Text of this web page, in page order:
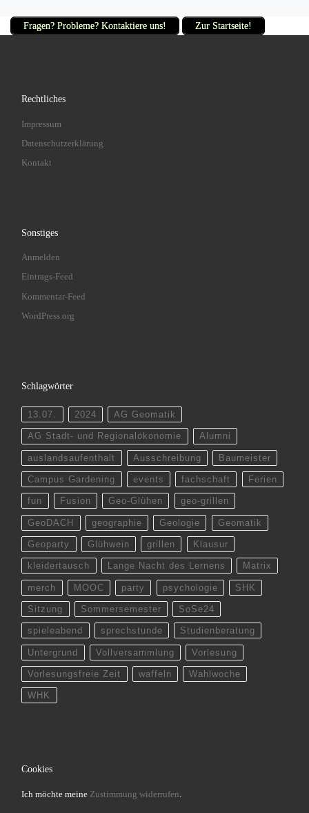
Fragen? Probleme? Kontaktiere uns! Zur Startseite!
Rechtliches
Impressum
Datenschutzerklärung
Kontakt
Sonstiges
Anmelden
Eintrags-Feed
Kommentar-Feed
WordPress.org
Schlagwörter
13.07. 2024 AG Geomatik
AG Stadt- und Regionalökonomie Alumni
auslandsaufenthalt Ausschreibung Baumeister
Campus Gardening events fachschaft Ferien
fun Fusion Geo-Glühen geo-grillen
GeoDACH geographie Geologie Geomatik
Geoparty Glühwein grillen Klausur
kleidertausch Lange Nacht des Lernens Matrix
merch MOOC party psychologie SHK
Sitzung Sommersemester SoSe24
spieleabend sprechstunde Studienberatung
Untergrund Vollversammlung Vorlesung
Vorlesungsfreie Zeit waffeln Wahlwoche
WHK
Cookies
Ich möchte meine Zustimmung widerrufen